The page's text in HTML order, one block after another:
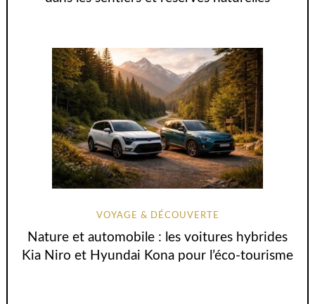
VOYAGE & DÉCOUVERTE
Nature et automobile : les voitures hybrides
Kia Niro et Hyundai Kona pour l’éco-tourisme